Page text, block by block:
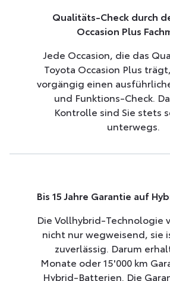
Wie können
Ihnen
Toyota kaufen
Ihr Auto verkaufen
Toyota Occasion Plus
Qualitäts-Check durch
Occasion Plus
Jede Occasion, die das
Toyota Occasion Plus
vorgängig einen
und Funktions-Check.
Kontrolle sind Sie stets
unterwegs.
Bis 15 Jahre Garantie auf
Die Vollhybrid-Technologie
nicht nur wegweisend, sie
zuverlässig. Darum
Monate oder 15'000 km
Hybrid-Batterien. Die